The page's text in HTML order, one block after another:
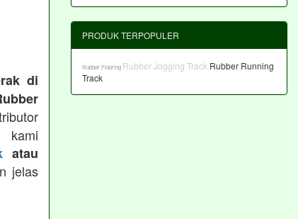
di
kami
atau
jelas
PRODUK TERPOPULER
Rubber Flooring Rubber Jogging Track Rubber Running
Track